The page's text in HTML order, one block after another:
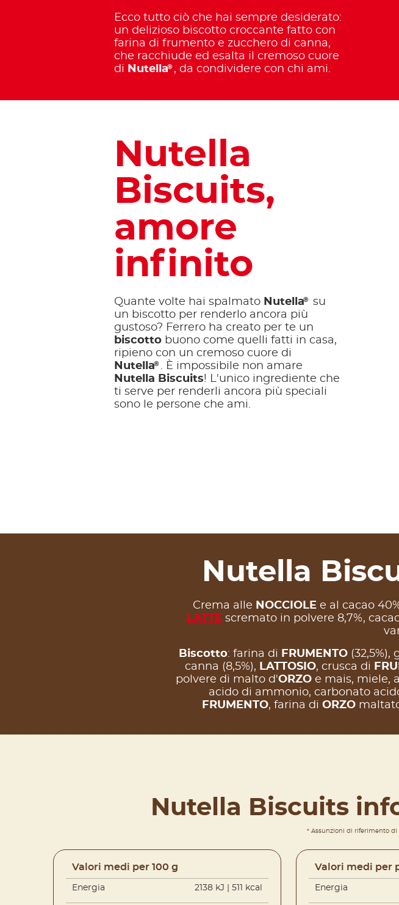
Ecco tutto ciò che hai sempre desiderato:
un delizioso biscotto croccante fatto con
farina di frumento e zucchero di canna,
che racchiude ed esalta il cremoso cuore
di
Nutella® , da condividere con chi ami.
Nutella
Biscuits,
amore
infinito
Quante volte hai spalmato Nutella®
su
un biscotto per renderlo ancora più
gustoso? Ferrero ha creato per te un
biscottobuono come quelli fatti in casa,
ripieno con un cremoso cuore di
Nutella® . È impossibile non amare
Nutella Biscuits! L'unico ingrediente che
ti serve per renderli ancora più speciali
sono le persone che ami.
Nutella
Crema alle NOCCIOLE e al cacao
LATTE scremato in polvere 8,7%,
Biscotto: farina di FRUMENTO
canna (8,5%), LATTOSIO, crusca di
polvere di malto d'ORZO e mais, miele,
acido di ammonio, carbonato
FRUMENTO, farina di ORZO
Nutella Biscuits
* Assunzioni di riferimento
Valori medi per 100 g
Energia 2138 kJ | 511 kcal
Valori medi per
Energia